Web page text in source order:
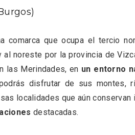
comarca que ocupa el tercio
al noreste por la provincia de
las Merindades, en un entorno
disfrutar de sus montes,
localidades que aún
destacadas.